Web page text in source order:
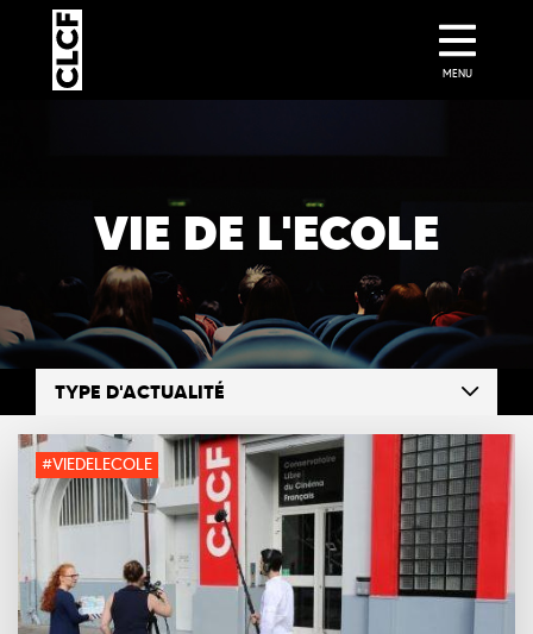
VIE DE L'ECOLE
TYPE D'ACTUALITÉ
#VIEDELECOLE
MENU